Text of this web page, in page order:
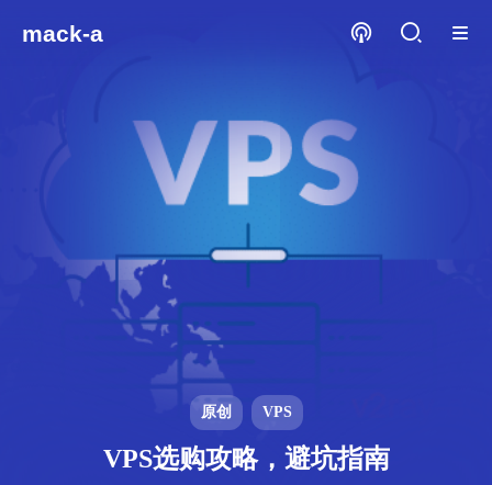
mack-a
原创 VPS
VPS选购攻略，避坑指南